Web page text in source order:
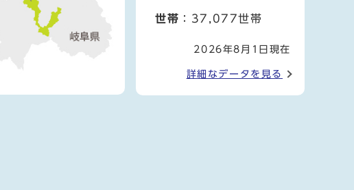
世帯 ：37,077世帯
2026年8月1日現在
詳細なデータを見る